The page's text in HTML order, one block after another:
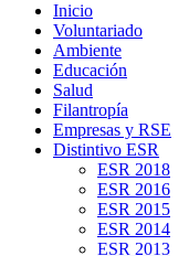
Inicio
Voluntariado
Ambiente
Educación
Salud
Filantropía
Empresas y RSE
Distintivo ESR
ESR 2018
ESR 2016
ESR 2015
ESR 2014
ESR 2013